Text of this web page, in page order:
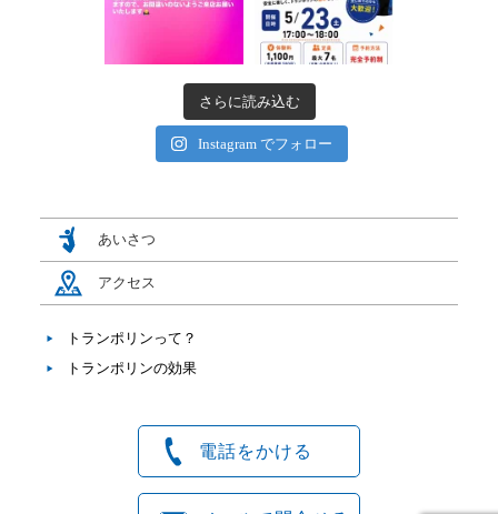
さらに読み込む
Instagram でフォロー
あいさつ
アクセス
トランポリンって？
トランポリンの効果
電話をかける